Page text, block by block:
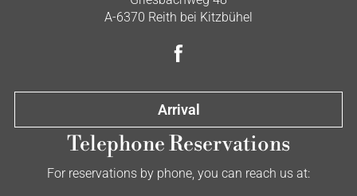
A-6370 Reith bei Kitzbühel
Arrival
Telephone Reservations
For reservations by phone, you can reach us at: